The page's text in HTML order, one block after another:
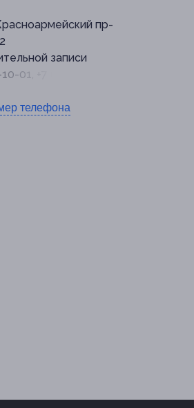
пр-
записи
01, +7 (913) 090-
телефона